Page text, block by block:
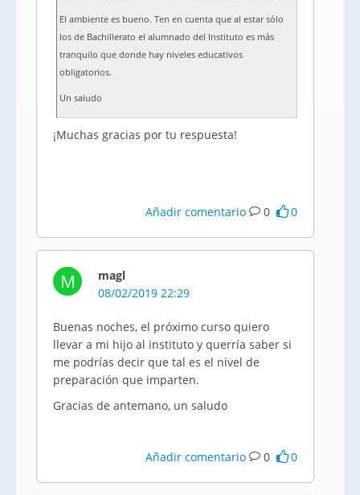
El ambiente es bueno. Ten en cuenta que al estar sólo
los de Bachillerato el alumnado del Instituto es más
tranquilo que donde hay niveles educativos
obligatorios.
Un saludo
¡Muchas gracias por tu respuesta!
Añadir comentario 0 0
M
magl
08/02/2019 22:29
Buenas noches, el próximo curso quiero
llevar a mi hijo al instituto y querría saber si
me podrías decir que tal es el nivel de
preparación que imparten.
Gracias de antemano, un saludo
Añadir comentario 0 0